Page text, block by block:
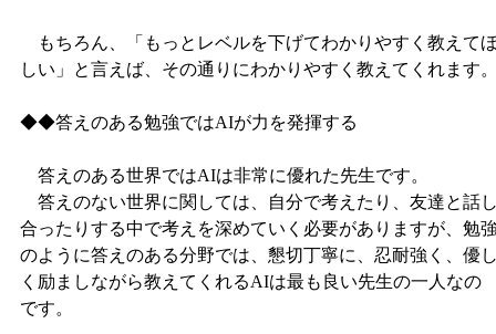
もちろん、「もっとレベルを下げてわかりやすく教えて
しい」と言えば、その通りにわかりやすく教えてくれます
◆◆答えのある勉強ではAIが力を発揮する
答えのある世界ではAIは非常に優れた先生です。
答えのない世界に関しては、自分で考えたり、友達と話
合ったりする中で考えを深めていく必要がありますが、勉
のように答えのある分野では、懇切丁寧に、忍耐強く、優
く励ましながら教えてくれるAIは最も良い先生の一人なの
です。